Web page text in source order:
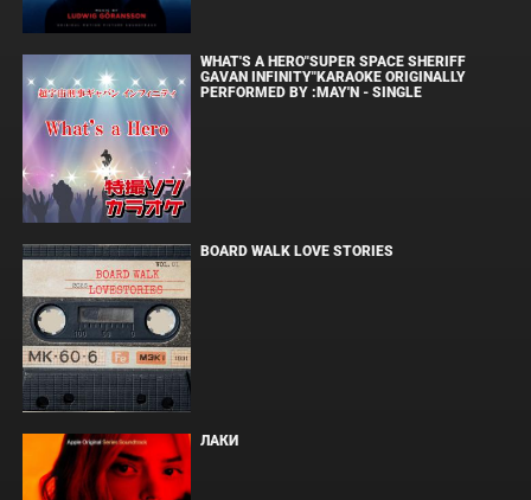
WHAT'S A HERO"SUPER SPACE SHERIFF
GAVAN INFINITY"KARAOKE ORIGINALLY
PERFORMED BY :MAY'N - SINGLE
BOARD WALK LOVE STORIES
ЛАКИ